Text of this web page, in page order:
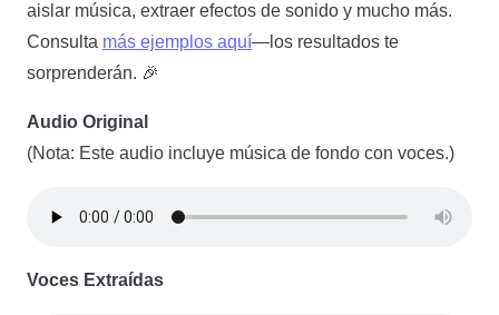
aislar música, extraer efectos de sonido y mucho más.
Consulta más ejemplos aquí—los resultados te
sorprenderán. 🎉
Audio Original
(Nota: Este audio incluye música de fondo con voces.)
Voces Extraídas